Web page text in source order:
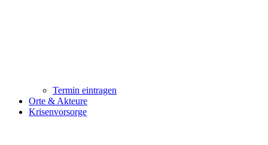
Termin eintragen
Orte & Akteure
Krisenvorsorge